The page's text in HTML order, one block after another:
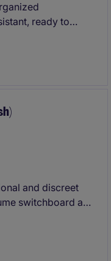
ready to
offers an excellent
and dynamic team
and discreet
switchboard and
systems, travel